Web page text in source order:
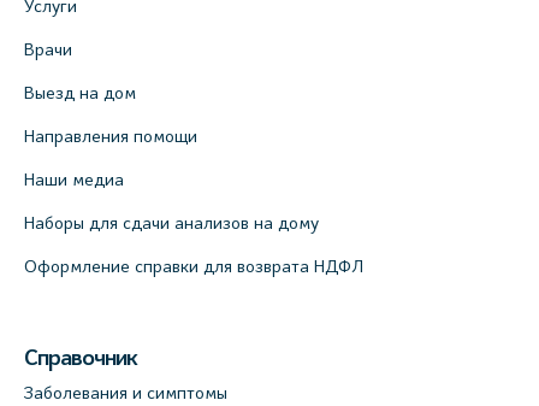
Услуги
Врачи
Выезд на дом
Направления помощи
Наши медиа
Наборы для сдачи анализов на дому
Оформление справки для возврата НДФЛ
Справочник
Заболевания и симптомы